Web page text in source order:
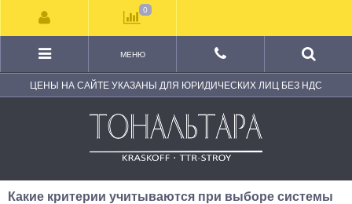
ЦЕНЫ НА САЙТЕ УКАЗАНЫ ДЛЯ ЮРИДИЧЕСКИХ ЛИЦ БЕЗ НДС
МЕНЮ
Какие критерии учитываются при выборе системы
0